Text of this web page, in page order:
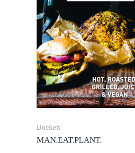
Boeken
MAN.EAT.PLANT.